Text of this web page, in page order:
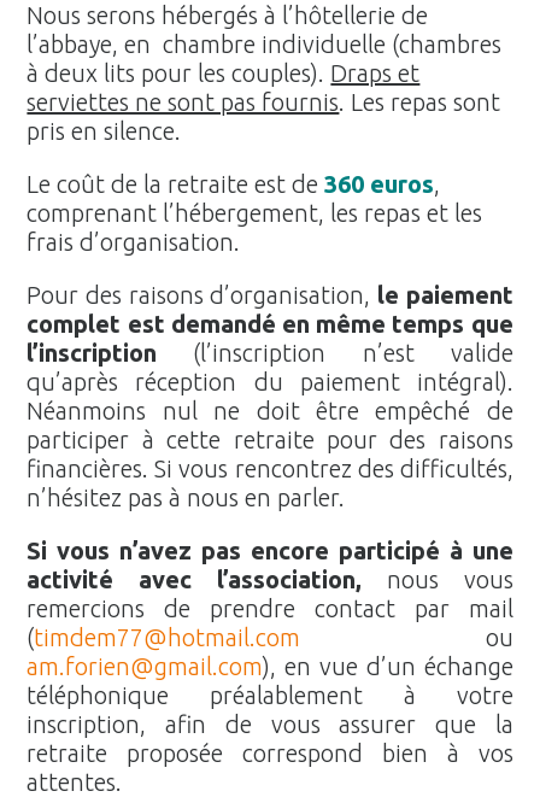
Nous serons hébergés à l’hôtellerie de
l’abbaye, en chambre individuelle (chambres
à deux lits pour les couples). Draps et
serviettes ne sont pas fournis. Les repas sont
pris en silence.
Le coût de la retraite est de360 euros,
comprenant l’hébergement, les repas et les
frais d’organisation.
Pour des raisons d’organisation, le paiement
complet est demandé en même temps que
l’inscription (l’inscription n’est valide
qu’après réception du paiement intégral).
Néanmoins nul ne doit être empêché de
participer à cette retraite pour des raisons
financières. Si vous rencontrez des difficultés,
n’hésitez pas à nous en parler.
Si vous n’avez pas encore participé à une
activité avec l’association, nous vous
remercions de prendre contact par mail
(timdem77@hotmail.com ou
am.forien@gmail.com), en vue d’un échange
téléphonique préalablement à votre
inscription, afin de vous assurer que la
retraite proposée correspond bien à vos
attentes.